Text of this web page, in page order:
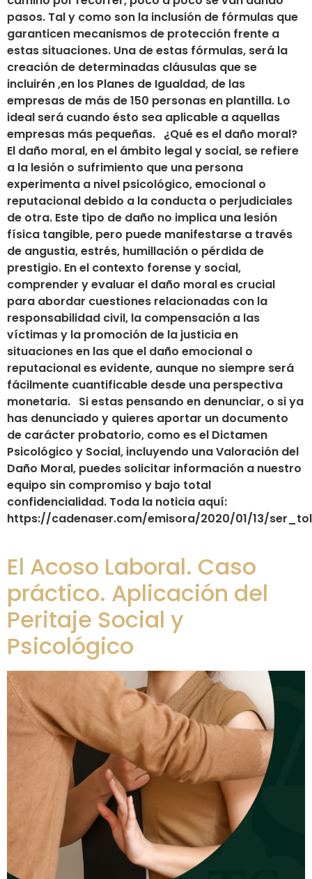
pasos. Tal y como son la inclusión de fórmulas que
garanticen mecanismos de protección frente a
estas situaciones. Una de estas fórmulas, será la
creación de determinadas cláusulas que se
incluirén ,en los Planes de Igualdad, de las
empresas de más de 150 personas en plantilla. Lo
ideal será cuando ésto sea aplicable a aquellas
empresas más pequeñas. ¿Qué es el daño moral?
El daño moral, en el ámbito legal y social, se refiere
a la lesión o sufrimiento que una persona
experimenta a nivel psicológico, emocional o
reputacional debido a la conducta o perjudiciales
de otra. Este tipo de daño no implica una lesión
física tangible, pero puede manifestarse a través
de angustia, estrés, humillación o pérdida de
prestigio. En el contexto forense y social,
comprender y evaluar el daño moral es crucial
para abordar cuestiones relacionadas con la
responsabilidad civil, la compensación a las
víctimas y la promoción de la justicia en
situaciones en las que el daño emocional o
reputacional es evidente, aunque no siempre será
fácilmente cuantificable desde una perspectiva
monetaria. Si estas pensando en denunciar, o si ya
has denunciado y quieres aportar un documento
de carácter probatorio, como es el Dictamen
Psicológico y Social, incluyendo una Valoración del
Daño Moral, puedes solicitar información a nuestro
equipo sin compromiso y bajo total
confidencialidad. Toda la noticia aquí:
https://cadenaser.com/emisora/2020/01/13/
El Acoso Laboral. Caso
práctico. Aplicación del
Peritaje Social y
Psicológico